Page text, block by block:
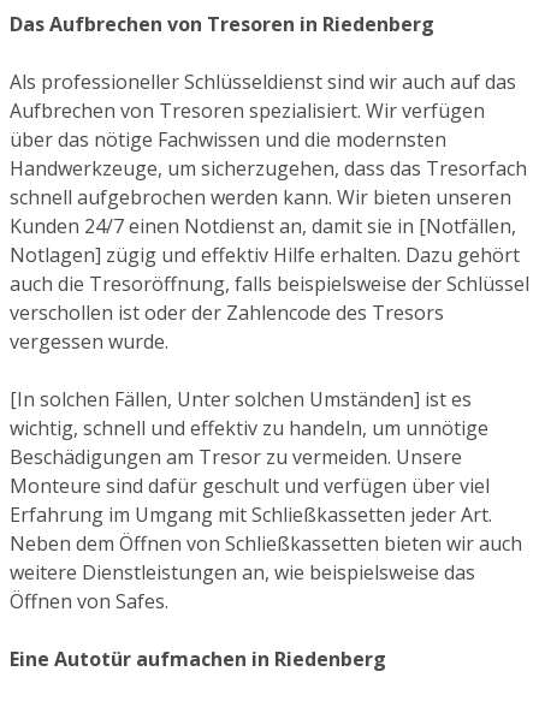
Das Aufbrechen von Tresoren in Riedenberg
Als professioneller Schlüsseldienst sind wir auch auf das
Aufbrechen von Tresoren spezialisiert. Wir verfügen
über das nötige Fachwissen und die modernsten
Handwerkzeuge, um sicherzugehen, dass das Tresorfach
schnell aufgebrochen werden kann. Wir bieten unseren
Kunden 24/7 einen Notdienst an, damit sie in [Notfällen,
Notlagen] zügig und effektiv Hilfe erhalten. Dazu gehört
auch die Tresoröffnung, falls beispielsweise der Schlüssel
verschollen ist oder der Zahlencode des Tresors
vergessen wurde.
[In solchen Fällen, Unter solchen Umständen] ist es
wichtig, schnell und effektiv zu handeln, um unnötige
Beschädigungen am Tresor zu vermeiden. Unsere
Monteure sind dafür geschult und verfügen über viel
Erfahrung im Umgang mit Schließkassetten jeder Art.
Neben dem Öffnen von Schließkassetten bieten wir auch
weitere Dienstleistungen an, wie beispielsweise das
Öffnen von Safes.
Eine Autotür aufmachen in Riedenberg